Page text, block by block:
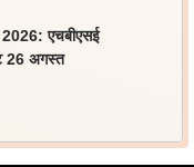
एचबीएसई
26 अगस्त